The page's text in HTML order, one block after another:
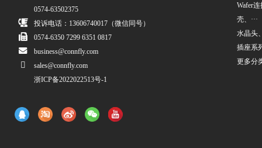
0574-63502375
投诉电话：13606740017（微信同号）
0574-6350 7299 6351 0817
business@connfly.com
sales@connfly.com
浙ICP备2022022513号-1
Wafer
壳、···
水晶头
插座系
更多分